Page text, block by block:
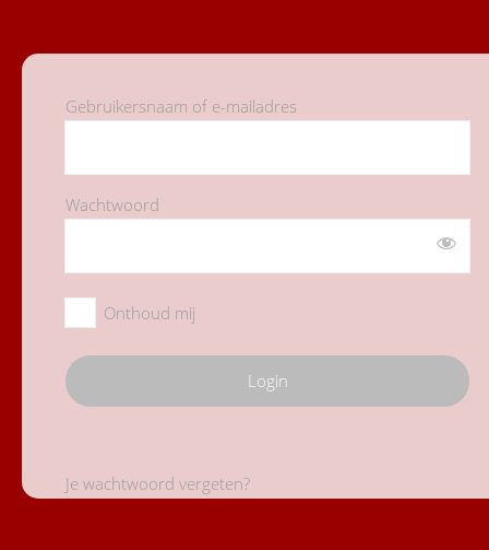
Gebruikersnaam of e-mailadres
Wachtwoord
Onthoud mij
Je wachtwoord vergeten?